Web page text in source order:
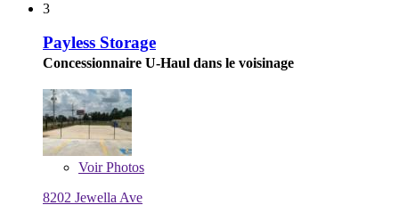
3
Payless Storage
Concessionnaire U-Haul dans le voisinage
VoirPhotos
8202 Jewella Ave